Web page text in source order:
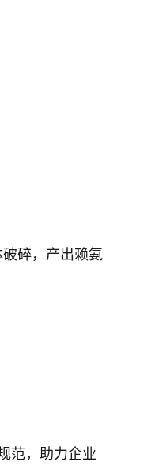
碎，产出赖氨
范，助力企业